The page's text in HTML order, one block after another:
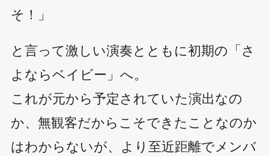
そ！」
と言って激しい演奏とともに初期の「さ
よならベイビー」へ。
これが元から予定されていた演出なの
か、無観客だからこそできたことなのか
はわからないが、より至近距離でメンバ